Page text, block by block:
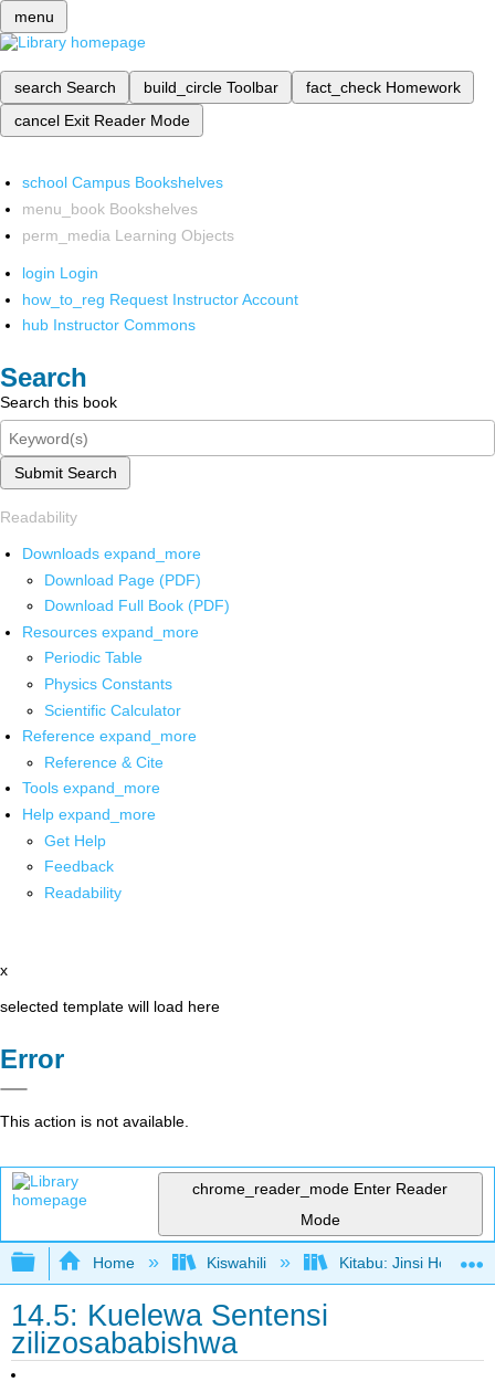
menu
search Search build_circle Toolbar fact_check Homework
cancel Exit Reader Mode
school Campus Bookshelves
menu_book Bookshelves
perm_media Learning Objects
login Login
how_to_reg Request Instructor Account
hub Instructor Commons
Search
Search this book
Submit Search
Readability
Downloads expand_more
Download Page (PDF)
Download Full Book (PDF)
Resources expand_more
Periodic Table
Physics Constants
Scientific Calculator
Reference expand_more
Reference & Cite
Tools expand_more
Help expand_more
Get Help
Feedback
Readability
x
selected template will load here
Error
This action is not available.
chrome_reader_mode Enter Reader
Mode
Expand/collapse global hierarchy
Home Kiswahili Kitabu: Jinsi Hoja
14.5: Kuelewa Sentensi
zilizosababishwa